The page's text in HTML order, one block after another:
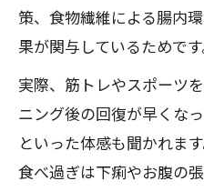
アスパラガスの
コツ
毎日の疲労回復に
由
アスパラガスの
る方法
策、食物繊維による腸内
果が関与しているためです
実際、筋トレやスポーツ
ニング後の回復が早くな
といった体感も聞かれま
食べ過ぎは下痢やお腹の